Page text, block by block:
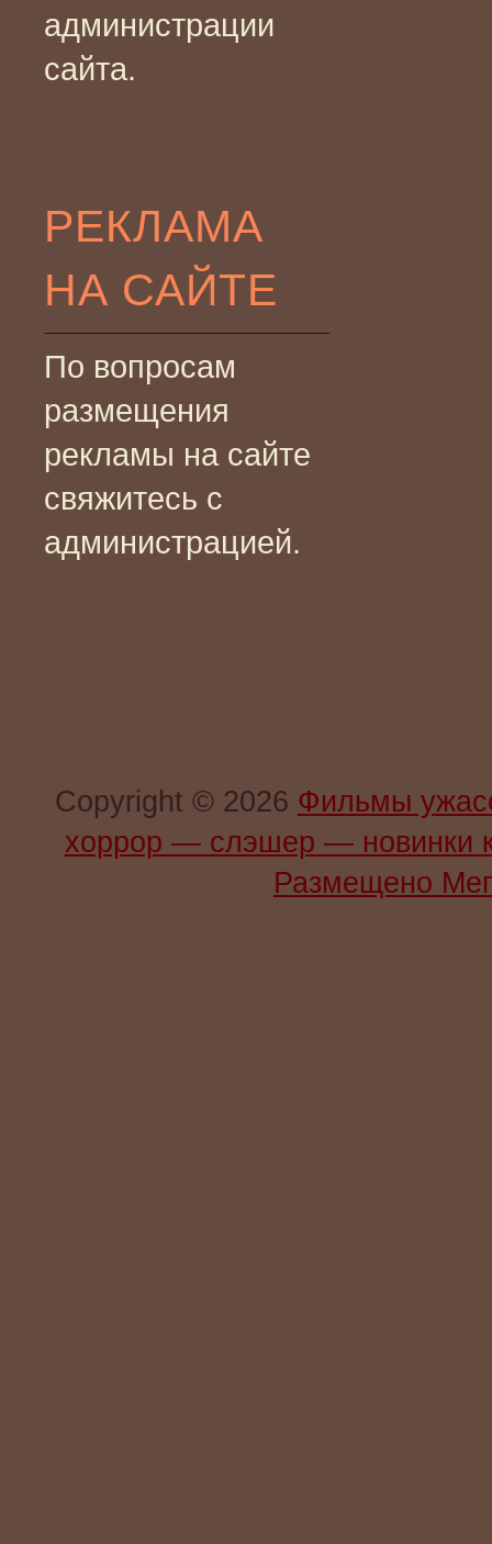
администрации
сайта.
РЕКЛАМА
НА САЙТЕ
По вопросам
размещения
рекламы на сайте
свяжитесь с
администрацией.
Copyright © 2026 Фильмы
хоррор — слэшер —
Размещено